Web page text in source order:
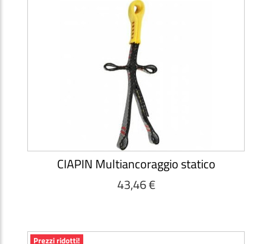
CIAPIN Multiancoraggio statico
43,46 €
Prezzi ridotti!